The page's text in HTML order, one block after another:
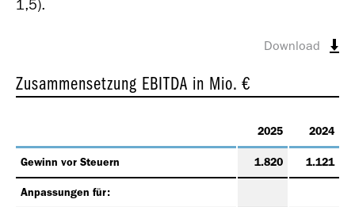
1,5).
Download
Zusammensetzung EBITDA in Mio. €
2025 2024
Gewinn vor Steuern 1.820 1.121
Anpassungen für: